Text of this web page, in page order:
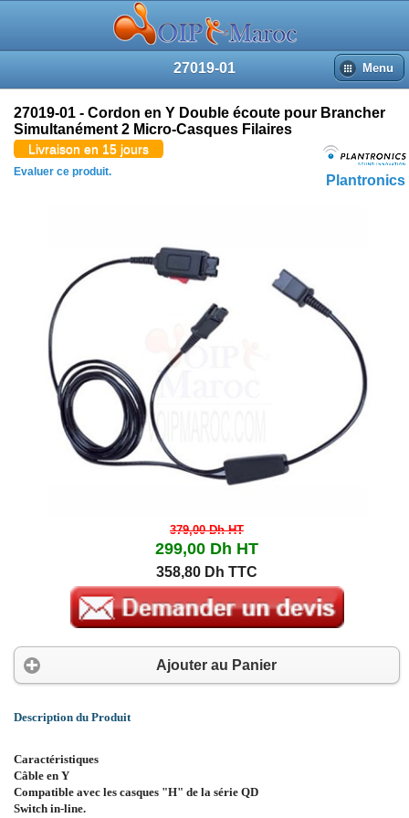
27019-01 Menu
Plantronics
27019-01 - Cordon en Y Double écoute pour Brancher
Simultanément 2 Micro-Casques Filaires
Livraison en 15 jours
Evaluer ce produit.
379,00 DhHT
299,00 Dh HT
358,80 Dh TTC
Ajouter au Panier
Description du Produit
Caractéristiques
Câble en Y
Compatible avec les casques "H" de la série QD
Switch in-line.